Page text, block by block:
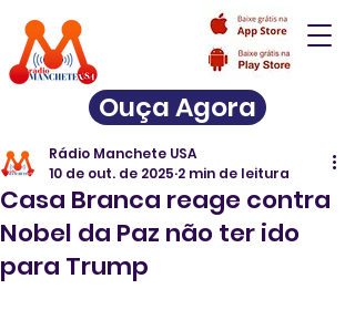
Ouça Agora
Casa Branca reage contra
Nobel da Paz não ter ido
para Trump
Rádio Manchete USA
10 de out. de 2025 2 min de leitura